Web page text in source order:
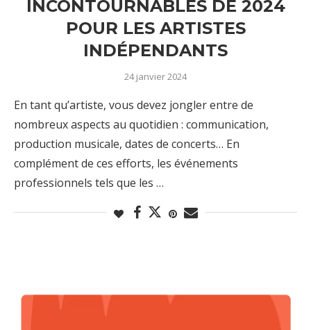
INCONTOURNABLES DE 2024
POUR LES ARTISTES
INDÉPENDANTS
24 janvier 2024
En tant qu’artiste, vous devez jongler entre de
nombreux aspects au quotidien : communication,
production musicale, dates de concerts… En
complément de ces efforts, les événements
professionnels tels que les …